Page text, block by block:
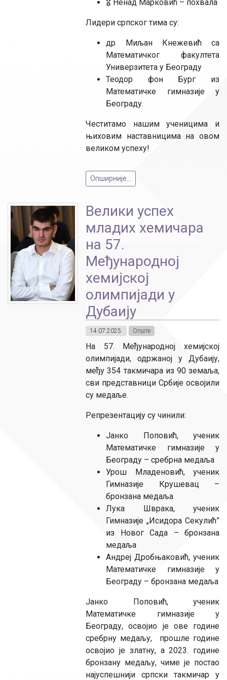
🎖 Ненад Марковић – похвала
Лидери српског тима су:
др Миљан Кнежевић са
Математичког факултета
Универзитета у Београду
Теодор фон Бург из
Математичке гимназије у
Београду.
Честитамо нашим ученицима и
њиховим наставницима на овом
великом успеху!
Опширније...
Велики успех
младих хемичара
на 57.
Међународној
хемијској
олимпијади у
Дубаију
14.07.2025. Опште
На 57. Међународној хемијској
олимпијади, одржаној у Дубаију,
међу 354 такмичара из 90 земаља,
сви представници Србије освојили
су медаље.
Репрезентацију су чинили:
Јанко Поповић, ученик
Математичке гимназије у
Београду – сребрна медаља
Урош Младеновић, ученик
Гимназије Крушевац –
бронзана медаља
Лука Шврака, ученик
Гимназије „Исидора Секулић”
из Новог Сада – бронзана
медаља
Андреј Дробњаковић, ученик
Математичке гимназије у
Београду – бронзана медаља
Јанко Поповић, ученик
Математичке гимназије у
Београду, освојио је ове године
сребрну медаљу, прошле године
освојио је златну, а 2023. године
бронзану медаљу, чиме је постао
најуспешнији српски такмичар у